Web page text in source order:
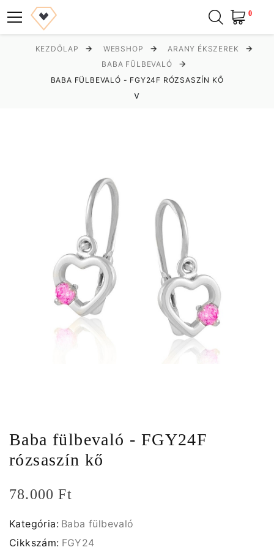
0
KEZDŐLAP WEBSHOP
ARANY ÉKSZEREK
BABA FÜLBEVALÓ
BABA FÜLBEVALÓ - FGY24F RÓZSASZÍN KŐ
v
Baba fülbevaló - FGY24F
rózsaszín kő
78.000 Ft
Kategória: Baba fülbevaló
Cikkszám: FGY24